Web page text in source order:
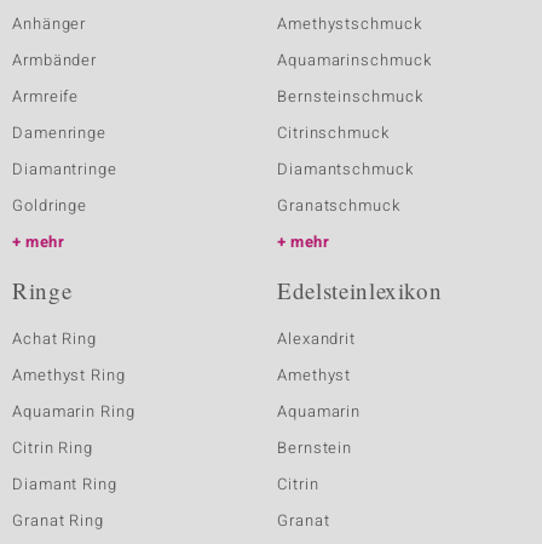
Anhänger
Armbänder
Armreife
Damenringe
Diamantringe
Goldringe
mehr
Amethystschmuck
Aquamarinschmuck
Bernsteinschmuck
Citrinschmuck
Diamantschmuck
Granatschmuck
mehr
Ringe
Achat Ring
Amethyst Ring
Aquamarin Ring
Citrin Ring
Diamant Ring
Granat Ring
Edelsteinlexikon
Alexandrit
Amethyst
Aquamarin
Bernstein
Citrin
Granat